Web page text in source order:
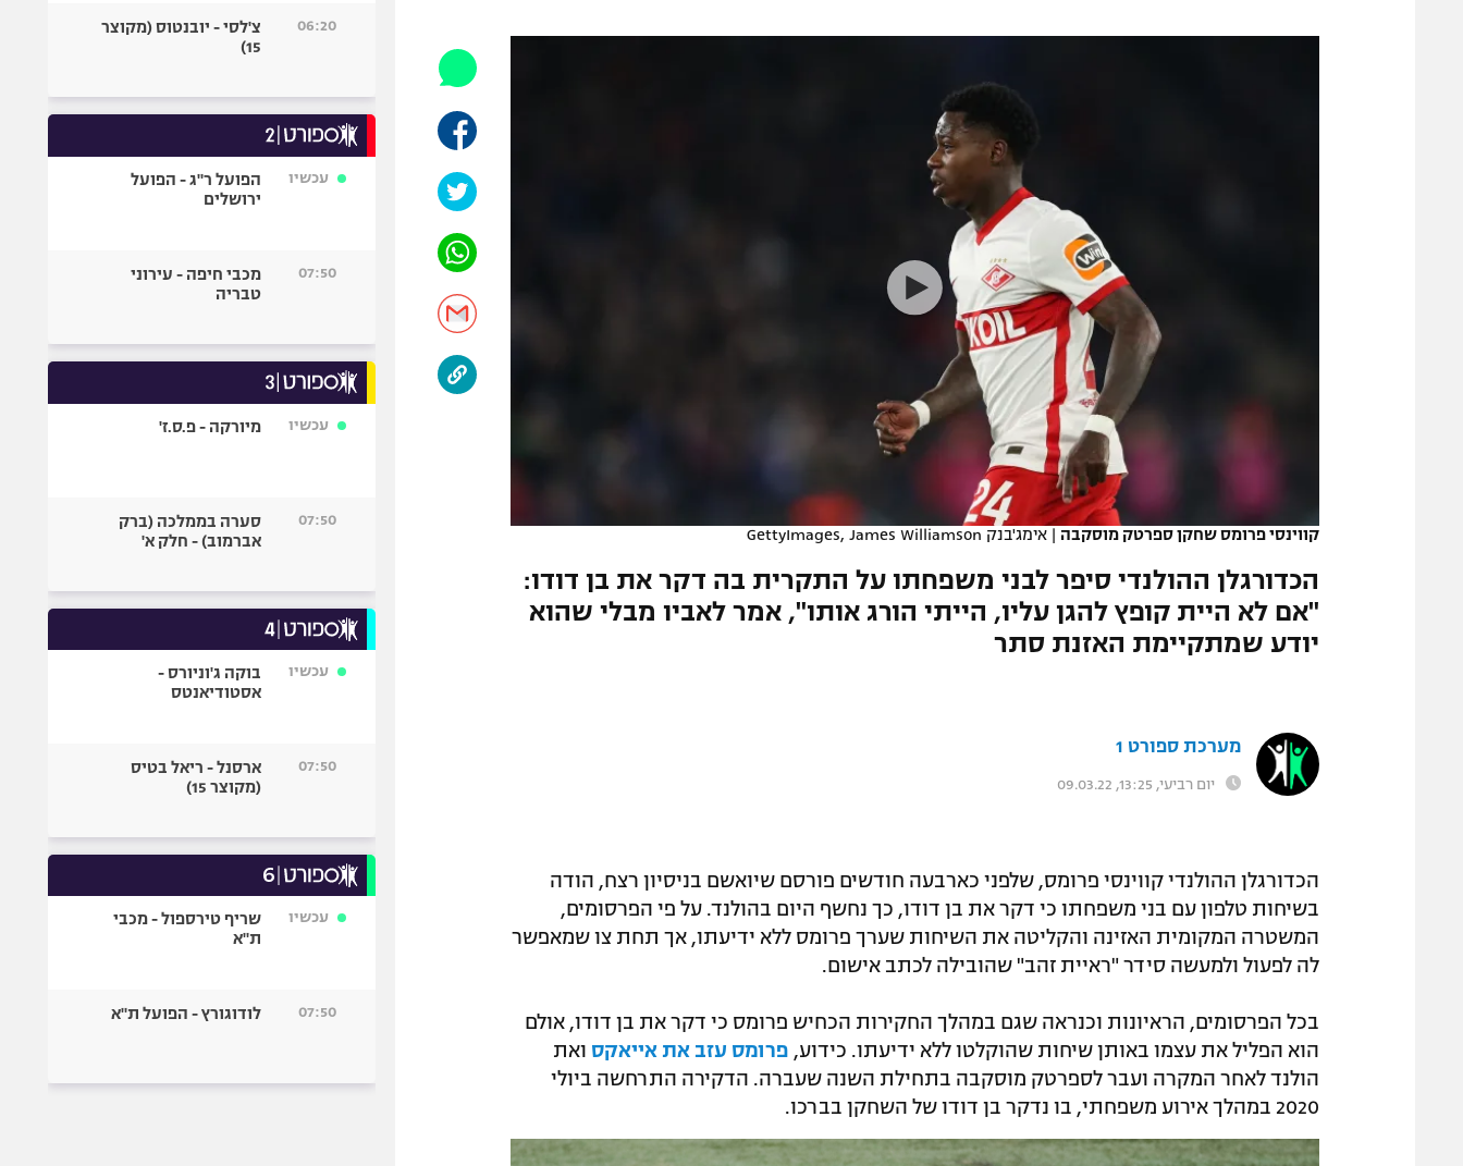
רשיון להקרנה פומבית לבית עסק
הפועל תל אביב
הפועל באר שבע
מכבי נתניה
בני יהודה
ליגה סינית
אופניים
כדורמים
פוטבול אמריקאי NFL
בייסבול MLB
ספורט אתגרי
גיימינג E-Sports
קווינסי פרומס שחקן ספרטק מוסקבה | אימג'בנק GettyImages, James Williamson
הכדורגלן ההולנדי סיפר לבני משפחתו על התקרית בה דקר את בן דודו:
"אם לא היית קופץ להגן עליו, הייתי הורג אותו", אמר לאביו מבלי שהוא
יודע שמתקיימת האזנת סתר
מערכת ספורט 1
יום רביעי, 13:25, 09.03.22
הכדורגלן ההולנדי קווינסי פרומס, שלפני כארבעה חודשים פורסם שיואשם בניסיון רצח, הודה
בשיחות טלפון עם בני משפחתו כי דקר את בן דודו, כך נחשף היום בהולנד. על פי הפרסומים,
המשטרה המקומית האזינה והקליטה את השיחות שערך פרומס ללא ידיעתו, אך תחת צו שמאפשר
לה לפעול ולמעשה סידר "ראיית זהב" שהובילה לכתב אישום.
בכל הפרסומים, הראיונות וכנראה שגם במהלך החקירות הכחיש פרומס כי דקר את בן דודו, אולם
הוא הפליל את עצמו באותן שיחות שהוקלטו ללא ידיעתו. כידוע, פרומס עזב את אייאקס ואת
הולנד לאחר המקרה ועבר לספרטק מוסקבה בתחילת השנה שעברה. הדקירה התרחשה ביולי
2020 במהלך אירוע משפחתי, בו נדקר בן דודו של השחקן בברכו.
06:20
צ'לסי - יובנטוס (מקוצר
15)
עכשיו
הפועל ר"ג - הפועל
ירושלים
07:50
מכבי חיפה - עירוני
טבריה
עכשיו מיורקה - פ.ס.ז'
07:50
סערה בממלכה (ברק
אברמוב) - חלק א'
עכשיו
בוקה ג'וניורס -
אסטודיאנטס
07:50
ארסנל - ריאל בטיס
(מקוצר 15)
עכשיו
שריף טירספול - מכבי
ת"א
07:50 לודוגורץ - הפועל ת"א